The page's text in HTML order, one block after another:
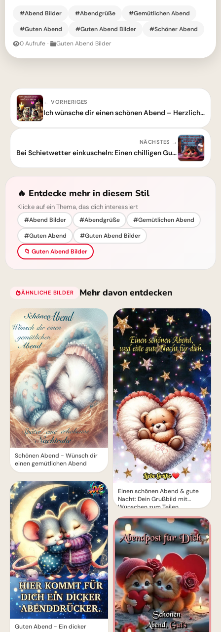
#Abend Bilder #Abendgrüße
#Gemütlichen Abend
#Guten Abend
#Guten Abend Bilder
#Schöner Abend
0 Aufrufe · Guten Abend Bilder
← VORHERIGES
Ich wünsche dir einen schönen Abend – Herzliche Guten-Abend-Grüße
NÄCHSTES →
Bei Schietwetter einkuscheln: Einen chilligen Guten Abend wünschen
🔥 Entdecke mehr in diesem Stil
Klicke auf ein Thema, das dich interessiert
#Abend Bilder #Abendgrüße
#Gemütlichen Abend
#Guten Abend
#Guten Abend Bilder
📁 Guten Abend Bilder
ÄHNLICHE BILDER Mehr davon entdecken
Schönen Abend - Wünsch dir
einen gemütlichen Abend
Guten Abend - Ein dicker
Einen schönen Abend & gute
Nacht: Dein Grußbild mit
Wünschen zum Teilen